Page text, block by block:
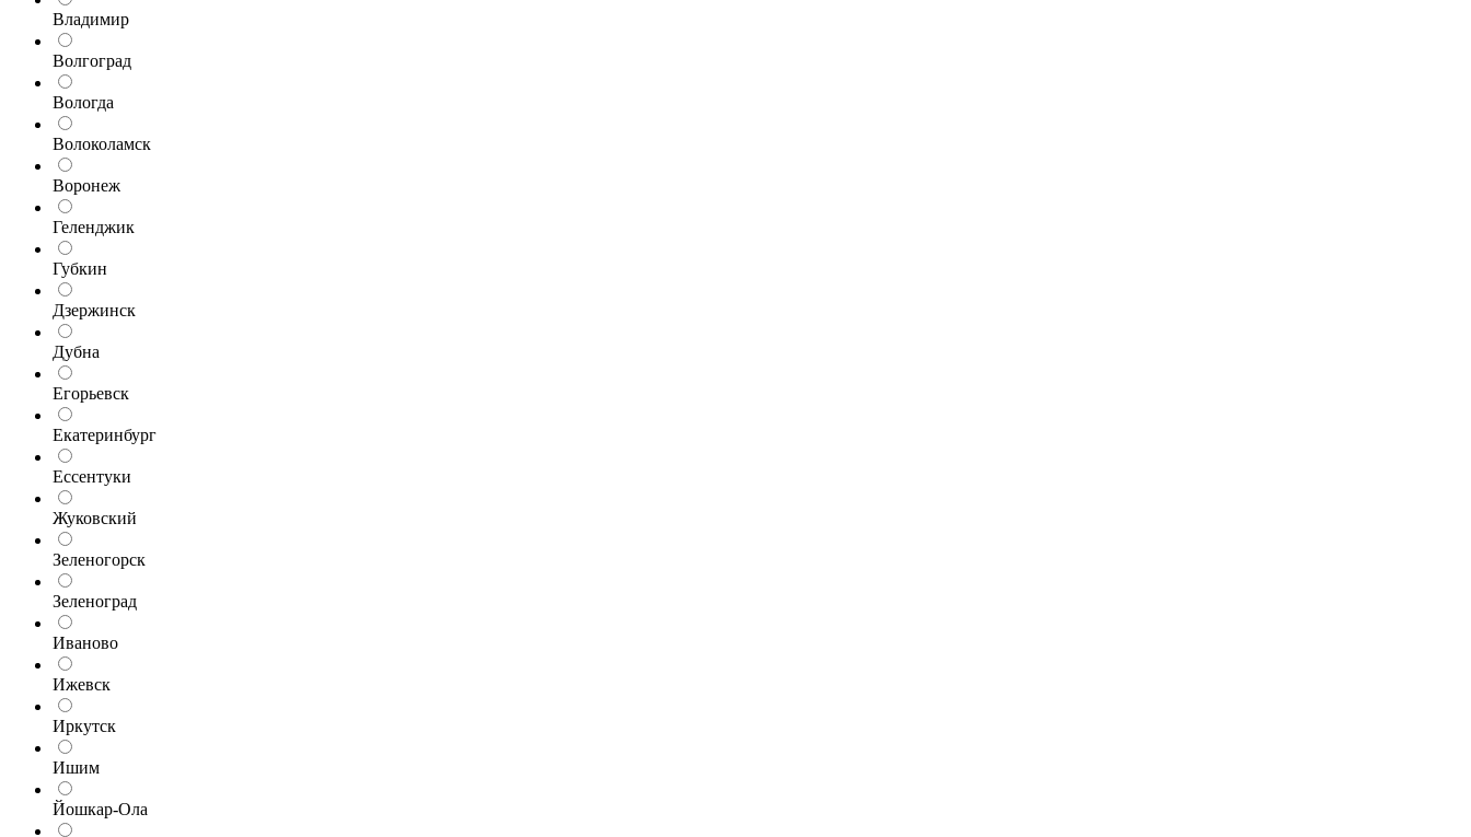
Владимир
Волгоград
Вологда
Волоколамск
Воронеж
Геленджик
Губкин
Дзержинск
Дубна
Егорьевск
Екатеринбург
Ессентуки
Жуковский
Зеленогорск
Зеленоград
Иваново
Ижевск
Иркутск
Ишим
Йошкар-Ола